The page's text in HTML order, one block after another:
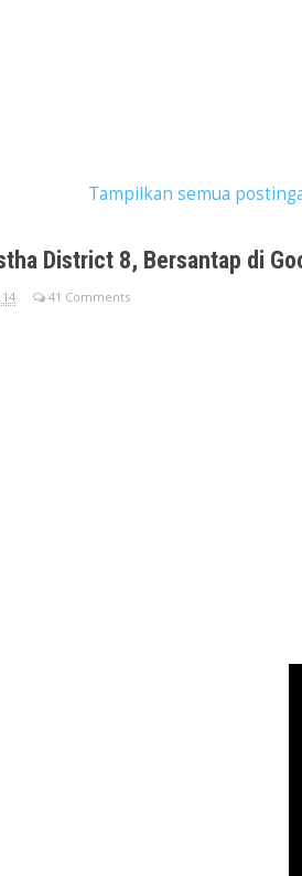
Tampilkan semua
District 8, Bersantap di
41 Comments